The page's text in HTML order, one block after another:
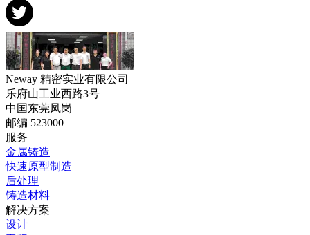
Neway 精密实业有限公司
乐府山工业西路3号
中国东莞凤岗
邮编 523000
服务
金属铸造
快速原型制造
后处理
铸造材料
解决方案
设计